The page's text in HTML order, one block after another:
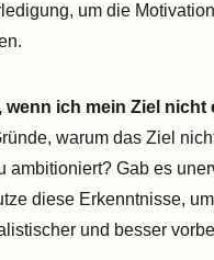
um die Motivation
wenn ich mein Ziel nicht
warum das Ziel
ambitioniert? Gab es
diese Erkenntnisse,
und besser